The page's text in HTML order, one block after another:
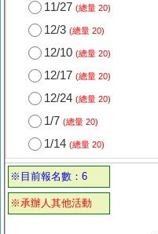
11/27 (總量 20)
12/3 (總量 20)
12/10 (總量 20)
12/17 (總量 20)
12/24 (總量 20)
1/7 (總量 20)
1/14 (總量 20)
※目前報名數：6
※承辦人其他活動